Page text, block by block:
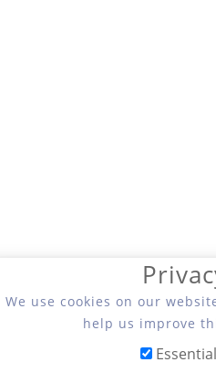
We use cookies on our
help us improve
Essential